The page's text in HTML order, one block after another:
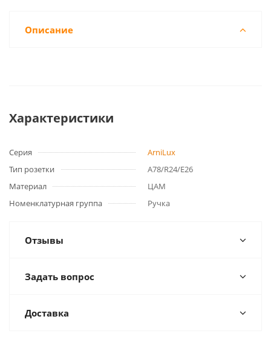
Описание
Характеристики
Серия
ArniLux
Тип розетки
А78/R24/Е26
Материал
ЦАМ
Номенклатурная группа
Ручка
Отзывы
Задать вопрос
Доставка